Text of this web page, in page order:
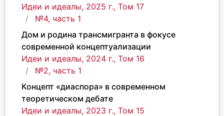
Идеи и идеалы, 2025 г., Том 17
№4, часть 1
Дом и родина трансмигранта в фокусе
современной концептуализации
Идеи и идеалы, 2024 г., Том 16
№2, часть 1
Концепт «диаспора» в современном
теоретическом дебате
Идеи и идеалы, 2023 г., Том 15